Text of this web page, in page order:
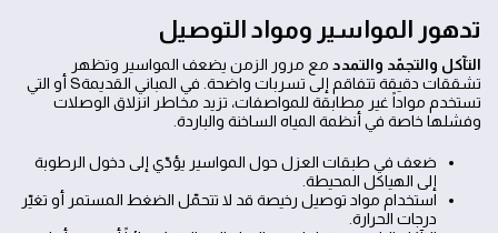
تدهور المواسير ومواد التوصيل
التآكل والتجمّد والتمدد مع مرور الزمن يضعف المواسير وتظهر
تشققات دقيقة تتفاقم إلى تسربات واضحة. في المباني القديمةS أو التي
تستخدم مواداً غير مطابقة للمواصفات، تزيد مخاطر انزلاق الوصلات
وفشلها خاصة في أنظمة المياه الساخنة والباردة.
ضعف في طبقات العزل حول المواسير يؤدّي إلى دخول الرطوبة
إلى الهياكل المحيطة.
استخدام مواد توصيل رخيصة قد لا تتحمّل الضغط المستمر أو تغيّر
درجات الحرارة.